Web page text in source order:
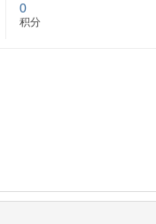
0
积分